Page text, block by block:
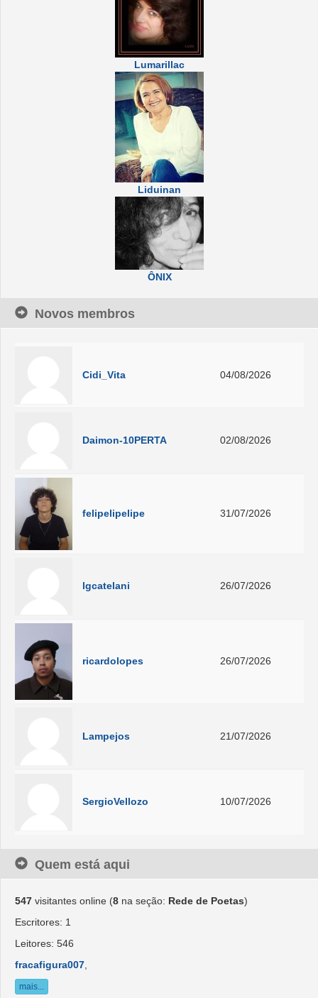
Lumarillac
Liduinan
ÔNIX
Novos membros
Cidi_Vita 04/08/2026
Daimon-10PERTA 02/08/2026
felipelipelipe 31/07/2026
lgcatelani 26/07/2026
ricardolopes 26/07/2026
Lampejos 21/07/2026
SergioVellozo 10/07/2026
Quem está aqui
547 visitantes online (8 na seção: Rede de Poetas)
Escritores: 1
Leitores: 546
fracafigura007
mais...